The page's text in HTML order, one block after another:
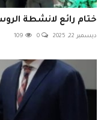
ختام رائع لانشطة الروسي
ديسمبر 22, 2025